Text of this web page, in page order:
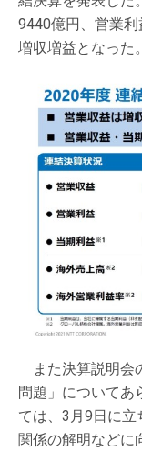
9440億円、営業
増収増益となった。
また決算説明会
問題」についてあ
ては、3月9日に
関係の解明などに